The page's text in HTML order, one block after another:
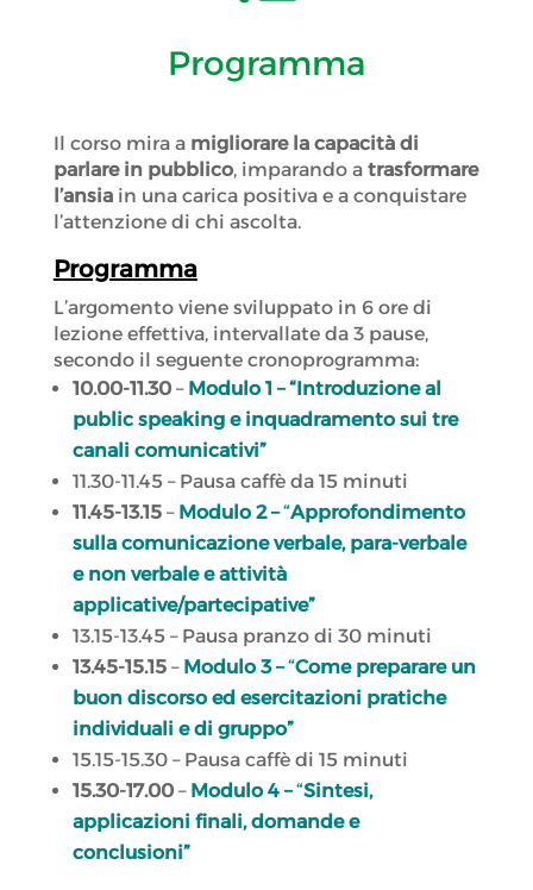
Programma
Il corso mira a migliorare la capacità di
parlare in pubblico, imparando a trasformare
l’ansiain una carica positiva e a conquistare
l’attenzione di chi ascolta.
Programma
L’argomento viene sviluppato in 6 ore di
lezione effettiva, intervallate da 3 pause,
secondo il seguente cronoprogramma:
10.00-11.30– Modulo 1 – “Introduzione al
public speaking e inquadramento sui tre
canali comunicativi”
11.30-11.45 – Pausa caffè da 15 minuti
11.45-13.15– Modulo 2 –“Approfondimento
sulla comunicazione verbale, para-verbale
e non verbale e attività
applicative/partecipative”
13.15-13.45 – Pausa pranzo di 30 minuti
13.45-15.15– Modulo 3 –“Come preparare un
buon discorso ed esercitazioni pratiche
individuali e di gruppo”
15.15-15.30 – Pausa caffè di 15 minuti
15.30-17.00– Modulo 4 –“Sintesi,
applicazioni finali, domande e
conclusioni”